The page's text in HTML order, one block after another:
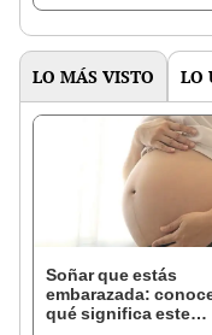
LO MÁS VISTO LO
Soñar que estás
embarazada:
qué significa este